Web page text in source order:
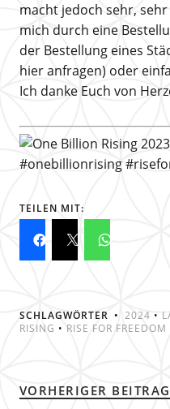
macht jedoch sehr,
mich durch eine
der Bestellung eines
hier anfragen) oder
Ich danke Euch von
TEILEN MIT:
SCHLAGWÖRTER 2024 •
RISING • RISE FOR FREEDOM
VORHERIGER BEITRAG